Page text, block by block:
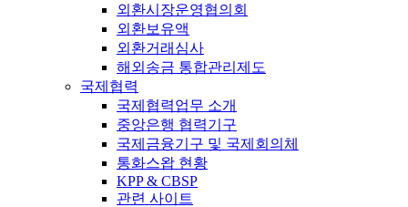
외환시장운영협의회
외환보유액
외환거래심사
해외송금 통합관리제도
국제협력
국제협력업무 소개
중앙은행 협력기구
국제금융기구 및 국제회의체
통화스왑 현황
KPP & CBSP
관련 사이트